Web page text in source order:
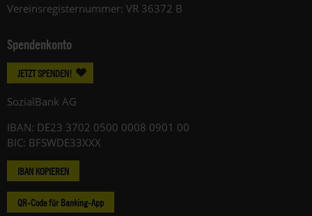
Vereinsregisternummer: VR 36372 B
Spendenkonto
JETZT SPENDEN!
SozialBank AG
IBAN: DE23 3702 0500 0008 0901 00
BIC: BFSWDE33XXX
IBAN KOPIEREN
QR-Code für Banking-App